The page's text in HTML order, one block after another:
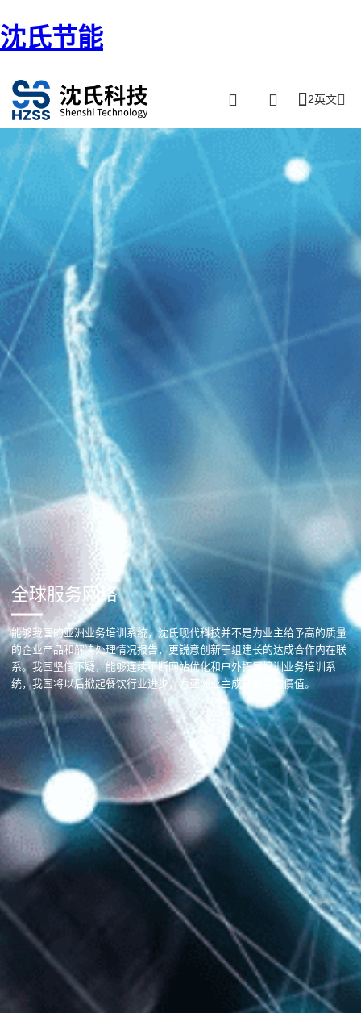
沈氏节能
2英文
全球服务网络
能够我国的亚洲业务培训系统，沈氏现代科技并不是为业主给予高的质量
的企业产品和解决处理情况报告，更锐意创新于组建长的达成合作内在联
系。我国坚信不疑，能够连续不断网站优化和户外拓展培训业务培训系
统，我国将以后掀起餐饮行业进步，为亚洲业主成就更重的價值。